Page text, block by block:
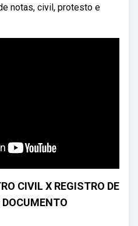
notas, civil, protesto e
CIVIL X REGISTRO DE